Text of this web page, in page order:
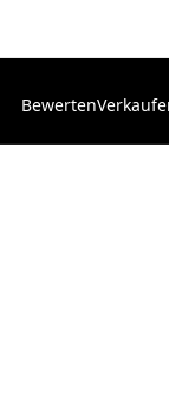
Bewerten